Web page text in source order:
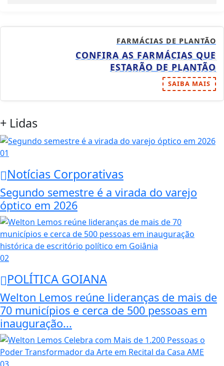
FARMÁCIAS DE PLANTÃO
CONFIRA AS FARMÁCIAS QUE
ESTARÃO DE PLANTÃO
SAIBA MAIS
+ Lidas
01
Notícias Corporativas
Segundo semestre é a virada do varejo
óptico em 2026
02
POLÍTICA GOIANA
Welton Lemos reúne lideranças de mais de
70 municípios e cerca de 500 pessoas em
inauguração...